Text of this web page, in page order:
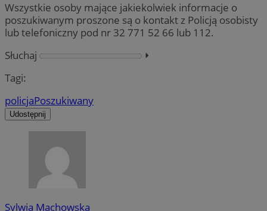
Wszystkie osoby mające jakiekolwiek informacje o
poszukiwanym proszone są o kontakt z Policją osobisty
lub telefoniczny pod nr 32 771 52 66 lub 112.
Słuchaj
⏵︎
Tagi:
policjaPoszukiwany
Udostępnij
Sylwia Machowska